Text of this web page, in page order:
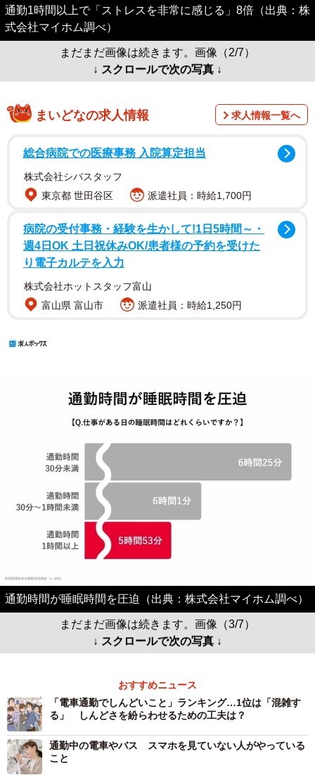
通勤1時間以上で「ストレスを非常に感じる」8倍（出典：株
式会社マイホム調べ）
まだまだ画像は続きます。画像（2/7）
↓ スクロールで次の写真 ↓
まいどなの求人情報 求人情報一覧へ
総合病院での医療事務 入院算定担当
株式会社シバスタッフ
東京都 世田谷区
派遣社員：時給1,700円
病院の受付事務・経験を生かして!1日5時間～・
週4日OK 土日祝休みOK/患者様の予約を受けた
り電子カルテを入力
株式会社ホットスタッフ富山
富山県 富山市
派遣社員：時給1,250円
通勤時間が睡眠時間を圧迫（出典：株式会社マイホム調べ）
まだまだ画像は続きます。画像（3/7）
↓ スクロールで次の写真 ↓
おすすめニュース
「電車通勤でしんどいこと」ランキング…1位は「混雑す
る」 しんどさを紛らわせるための工夫は？
通勤中の電車やバス スマホを見ていない人がやっている
こと